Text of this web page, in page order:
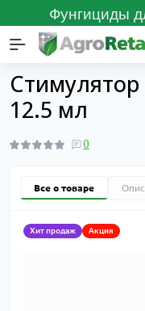
Фунгициды
Каталог товаров
Стимулятор
12.5 мл
0
Все о товаре
Хит продаж Акция